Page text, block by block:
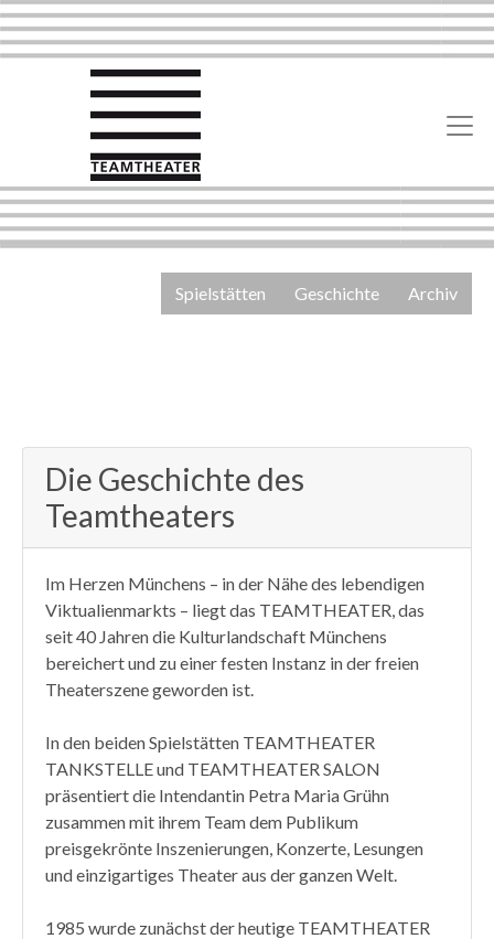
Archiv
Geschichte
Spielstätten
Die Geschichte des
Teamtheaters
Im Herzen Münchens – in der Nähe des lebendigen
Viktualienmarkts – liegt das TEAMTHEATER, das
seit 40 Jahren die Kulturlandschaft Münchens
bereichert und zu einer festen Instanz in der freien
Theaterszene geworden ist.
In den beiden Spielstätten TEAMTHEATER
TANKSTELLE und TEAMTHEATER SALON
präsentiert die Intendantin Petra Maria Grühn
zusammen mit ihrem Team dem Publikum
preisgekrönte Inszenierungen, Konzerte, Lesungen
und einzigartiges Theater aus der ganzen Welt.
1985 wurde zunächst der heutige TEAMTHEATER